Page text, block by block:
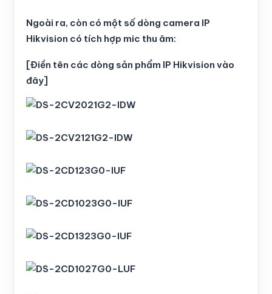
Ngoài ra, còn có một số dòng camera IP
Hikvision có tích hợp mic thu âm:
[Điền tên các dòng sản phẩm IP Hikvision vào
đây]